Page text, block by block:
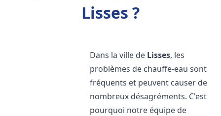
Lisses ?
Dans la ville de Lisses, les
problèmes de chauffe-eau sont
fréquents et peuvent causer de
nombreux désagréments. C'est
pourquoi notre équipe de